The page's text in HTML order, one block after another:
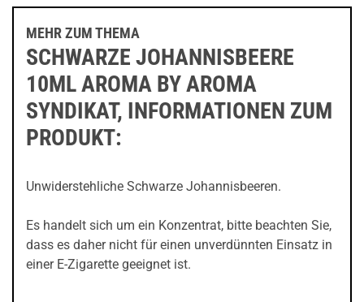
MEHR ZUM THEMA
SCHWARZE JOHANNISBEERE
10ML AROMA BY AROMA
SYNDIKAT, INFORMATIONEN ZUM
PRODUKT:
Unwiderstehliche Schwarze Johannisbeeren.
Es handelt sich um ein Konzentrat, bitte beachten Sie,
dass es daher nicht für einen unverdünnten Einsatz in
einer E-Zigarette geeignet ist.